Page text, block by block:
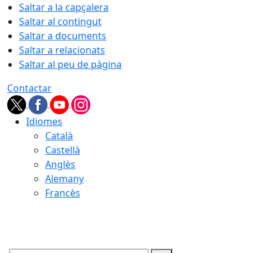
Saltar a la capçalera
Saltar al contingut
Saltar a documents
Saltar a relacionats
Saltar al peu de pàgina
Contactar
Idiomes
Català
Castellà
Anglès
Alemany
Francès